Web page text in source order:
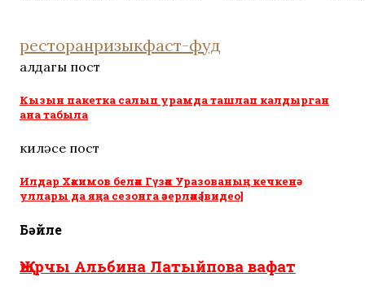
ресторанризыкфаст-фуд
алдагы пост
Кызын пакетка салып урамда ташлап калдырган
ана табыла
киләсе пост
Илдар Хәкимов белән Гүзәл Уразованың кечкенә
уллары да яңа сезонга әзерләнә [видео]
Бәйле
Җырчы Альбина Латыйпова вафат